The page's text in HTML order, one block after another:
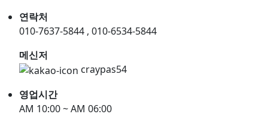
연락처
010-7637-5844 , 010-6534-5844
메신저
craypas54
영업시간
AM 10:00 ~ AM 06:00